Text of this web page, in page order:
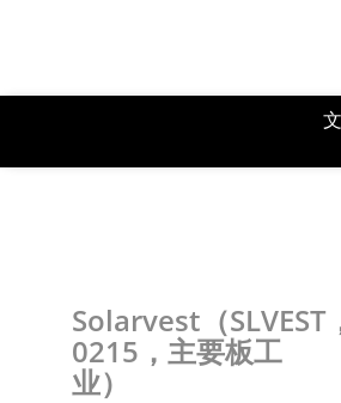
Solarvest（SLVEST
0215，主要板工
业）